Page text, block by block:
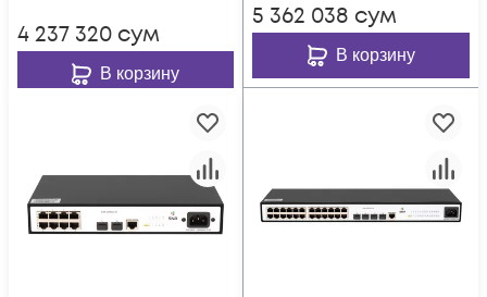
4 237 320 сум
В корзину
5 362 038 сум
В корзину